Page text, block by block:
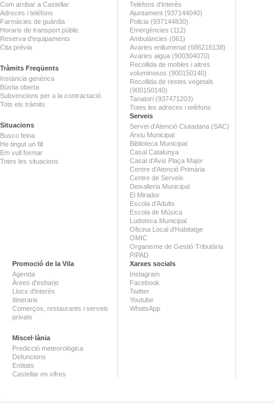
Com arribar a Castellar
Adreces i telèfons
Farmàcies de guàrdia
Horaris de transport públic
Reserva d'equipaments
Cita prèvia
Tràmits Freqüents
Instància genèrica
Bústia oberta
Subvencions per a la contractació
Tots els tràmits
Situacions
Busco feina
He tingut un fill
Em vull formar
Totes les situacions
Telèfons d'interès
Ajuntament (937144040)
Policia (937144830)
Emergències (112)
Ambulàncies (061)
Avaries enllumenat (686216138)
Avaries aigua (900304070)
Recollida de mobles i altres
voluminosos (900150140)
Recollida de restes vegetals
(900150140)
Tanatori (937471203)
Totes les adreces i telèfons
Serveis
Servei d'Atenció Ciutadana (SAC)
Arxiu Municipal
Biblioteca Municipal
Casal Catalunya
Casal d'Avis Plaça Major
Centre d'Atenció Primària
Centre de Serveis
Deixalleria Municipal
El Mirador
Escola d'Adults
Escola de Música
Ludoteca Municipal
Oficina Local d'Habitatge
OMIC
Organisme de Gestió Tributària
PIPAD
Promoció de la Vila
Agenda
Àrees d'esbarjo
Llocs d'interès
Itineraris
Comerços, restaurants i serveis
privats
Miscel·lània
Predicció meteorològica
Defuncions
Entitats
Castellar en xifres
Xarxes socials
Instagram
Facebook
Twitter
Youtube
WhatsApp